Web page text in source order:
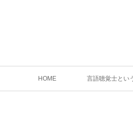
HOME 言語聴覚士とい